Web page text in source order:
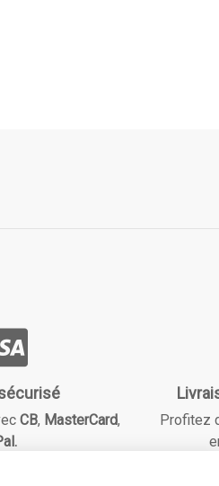
CB, MasterCard,
Profitez